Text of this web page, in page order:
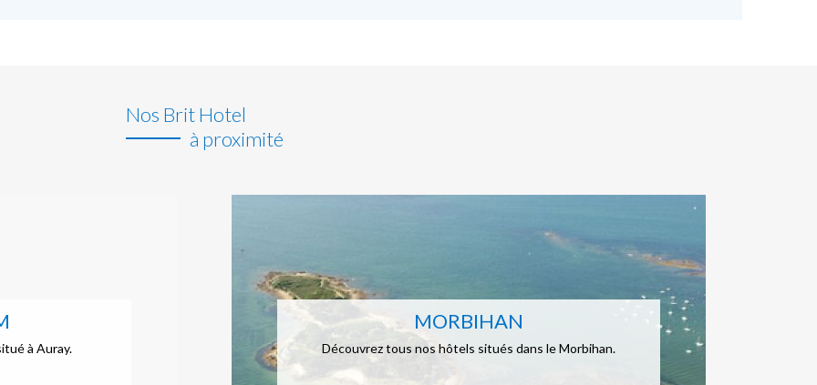
Nos Brit Hotel
à proximité
à Auray.
MORBIHAN
Découvrez tous nos hôtels situés dans le Morbihan.